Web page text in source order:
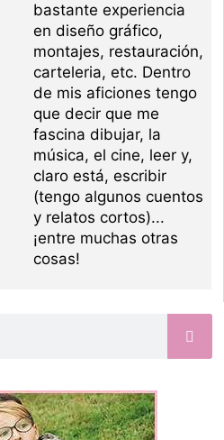
bastante experiencia
en diseño gráfico,
montajes, restauración,
carteleria, etc. Dentro
de mis aficiones tengo
que decir que me
fascina dibujar, la
música, el cine, leer y,
claro está, escribir
(tengo algunos cuentos
y relatos cortos)...
¡entre muchas otras
cosas!